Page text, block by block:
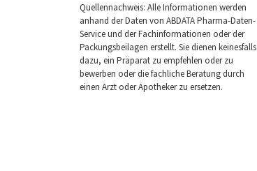
Quellennachweis: Alle Informationen werden
anhand der Daten von ABDATA Pharma-Daten-
Service und der Fachinformationen oder der
Packungsbeilagen erstellt. Sie dienen keinesfalls
dazu, ein Präparat zu empfehlen oder zu
bewerben oder die fachliche Beratung durch
einen Arzt oder Apotheker zu ersetzen.